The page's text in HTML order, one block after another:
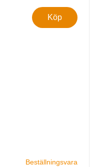
Köp
Beställningsvara